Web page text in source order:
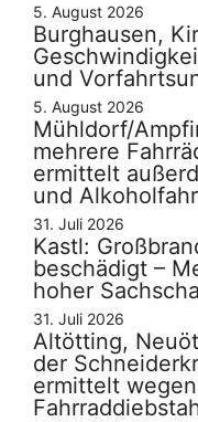
5. August 2026
Burghausen,
und
5. August 2026
Mühldorf/
mehrere
ermittelt
und
31. Juli 2026
Kastl:
beschädigt –
hoher
31. Juli 2026
Altötting,
der
ermittelt